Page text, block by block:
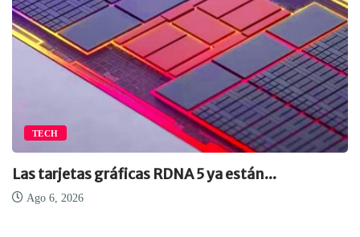
TECH
Las tarjetas gráficas RDNA 5 ya están...
Ago 6, 2026